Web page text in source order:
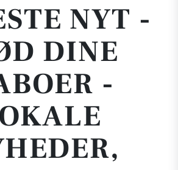
NYT -
DINE
-